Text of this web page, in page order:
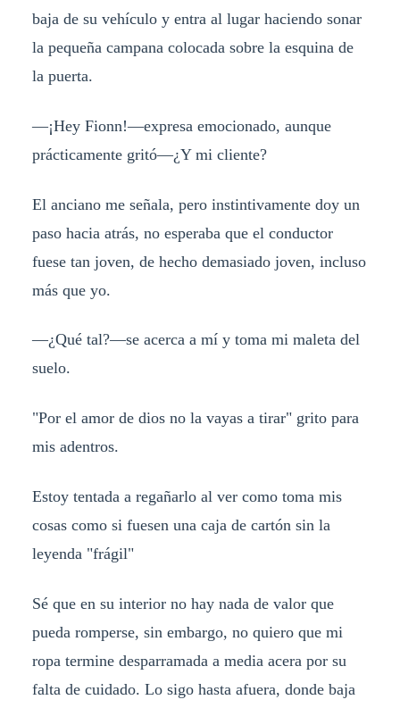
baja de su vehículo y entra al lugar haciendo sonar
la pequeña campana colocada sobre la esquina de
la puerta.
—¡Hey Fionn!—expresa emocionado, aunque
prácticamente gritó—¿Y mi cliente?
El anciano me señala, pero instintivamente doy un
paso hacia atrás, no esperaba que el conductor
fuese tan joven, de hecho demasiado joven, incluso
más que yo.
—¿Qué tal?—se acerca a mí y toma mi maleta del
suelo.
"Por el amor de dios no la vayas a tirar" grito para
mis adentros.
Estoy tentada a regañarlo al ver como toma mis
cosas como si fuesen una caja de cartón sin la
leyenda "frágil"
Sé que en su interior no hay nada de valor que
pueda romperse, sin embargo, no quiero que mi
ropa termine desparramada a media acera por su
falta de cuidado. Lo sigo hasta afuera, donde baja